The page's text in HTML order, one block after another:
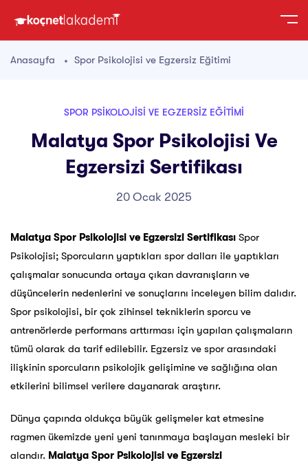
Anasayfa Spor Psikolojisi ve Egzersiz Eğitimi
SPOR PSIKOLOJISI VE EGZERSIZ EĞITIMI
Malatya Spor Psikolojisi Ve
Egzersizi Sertifikası
20 Ocak 2025
Malatya Spor Psikolojisi ve Egzersizi Sertifikası Spor
Psikolojisi; Sporcuların yaptıkları spor dalları ile yaptıkları
çalışmalar sonucunda ortaya çıkan davranışların ve
düşüncelerin nedenlerini ve sonuçlarını inceleyen bilim dalıdır.
Spor psikolojisi, bir çok zihinsel tekniklerin sporcu ve
antrenörlerde performans arttırması için yapılan çalışmaların
tümü olarak da tarif edilebilir. Egzersiz ve spor arasındaki
ilişkinin sporcuların psikolojik gelişimine ve sağlığına olan
etkilerini bilimsel verilere dayanarak araştırır.
Dünya çapında oldukça büyük gelişmeler kat etmesine
ragmen ükemizde yeni yeni tanınmaya başlayan mesleki bir
alandır. Malatya Spor Psikolojisi ve Egzersizi